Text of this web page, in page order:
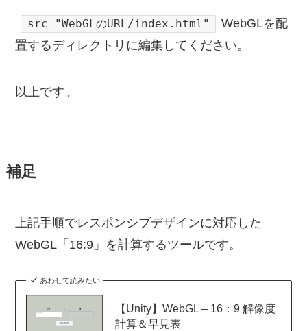
src="WebGLのURL/index.html"
WebGLを配
置するディレクトリに編集してください。
以上です。
補足
上記手順でレスポンシブデザインに対応した
WebGL「16:9」を計算するツールです。
あわせて読みたい
【Unity】WebGL – 16：9 解像度
計算＆早見表